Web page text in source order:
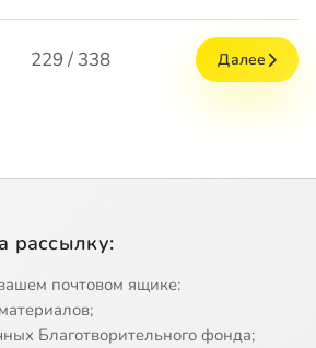
229 / 338 Далее
рассылку:
почтовом ящике:
Благотворительного фонда;